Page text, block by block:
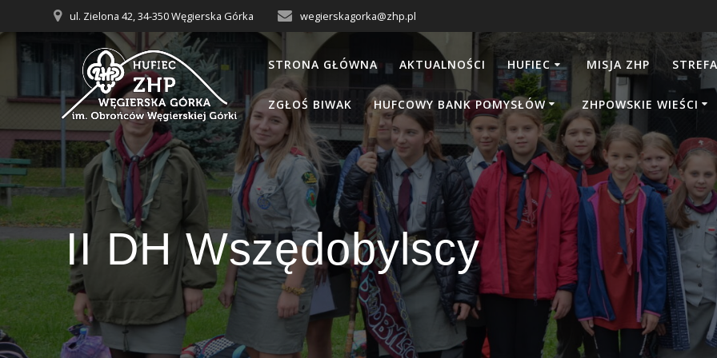
do
treści
ul. Zielona 42, 34-350 Węgierska Górka wegierskagorka@zhp.pl
STRONA GŁÓWNA AKTUALNOŚCI HUFIEC MISJA ZHP
ZGŁOŚ BIWAK HUFCOWY BANK POMYSŁÓW ZHPOWSKIE WIEŚCI
II DH Wszędobylscy